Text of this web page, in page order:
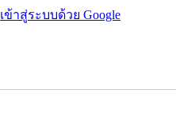
เข้าสู่ระบบด้วย Google